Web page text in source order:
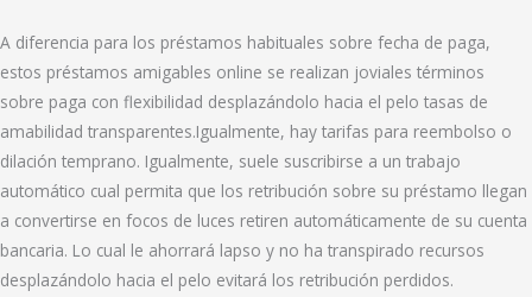
A diferencia para los préstamos habituales sobre fecha de paga,
estos préstamos amigables online se realizan joviales términos
sobre paga con flexibilidad desplazándolo hacia el pelo tasas de
amabilidad transparentes.Igualmente, hay tarifas para reembolso o
dilación temprano. Igualmente, suele suscribirse a un trabajo
automático cual permita que los retribución sobre su préstamo llegan
a convertirse en focos de luces retiren automáticamente de su cuenta
bancaria. Lo cual le ahorrará lapso y no ha transpirado recursos
desplazándolo hacia el pelo evitará los retribución perdidos.